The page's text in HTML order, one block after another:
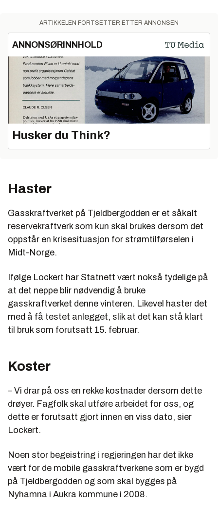
ARTIKKELEN FORTSETTER ETTER ANNONSEN
ANNONSØRINNHOLD
Husker du Think?
Haster
Gasskraftverket på Tjeldbergodden er et såkalt
reservekraftverk som kun skal brukes dersom det
oppstår en krisesituasjon for strømtilførselen i
Midt-Norge.
Ifølge Lockert har Statnett vært nokså tydelige på
at det neppe blir nødvendig å bruke
gasskraftverket denne vinteren. Likevel haster det
med å få testet anlegget, slik at det kan stå klart
til bruk som forutsatt 15. februar.
Koster
– Vi drar på oss en rekke kostnader dersom dette
drøyer. Fagfolk skal utføre arbeidet for oss, og
dette er forutsatt gjort innen en viss dato, sier
Lockert.
Noen stor begeistring i regjeringen har det ikke
vært for de mobile gasskraftverkene som er bygd
på Tjeldbergodden og som skal bygges på
Nyhamna i Aukra kommune i 2008.